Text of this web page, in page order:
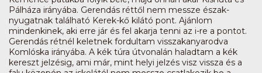
Pálháza irányába. Gerendás réttől nem messze észak-
nyugatnak található Kerek-kő kilátó pont. Ajánlom
mindenkinek, aki erre jár és fel akarja tenni az i-re a pontot.
Gerendás rétnél keletnek fordultam visszakanyarodva
Komlóska irányába. A kék túra útvonalán haladtam a kék
kereszt jelzésig, ami már, mint helyi jelzés visz vissza és a